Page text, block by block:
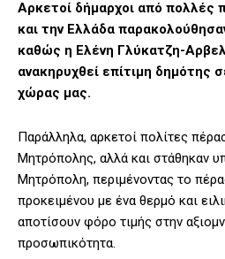
Αρκετοί δήμαρχοι από πολλές
και την Ελλάδα
καθώς η Ελένη Γλύκατζη-
ανακηρυχθεί επίτιμη δημότης
χώρας μας.
Παράλληλα, αρκετοί πολίτες
Μητρόπολης, αλλά και στάθηκαν
Μητρόπολη, περιμένοντας το
προκειμένου με ένα θερμό και
αποτίσουν φόρο τιμής στην
προσωπικότητα.